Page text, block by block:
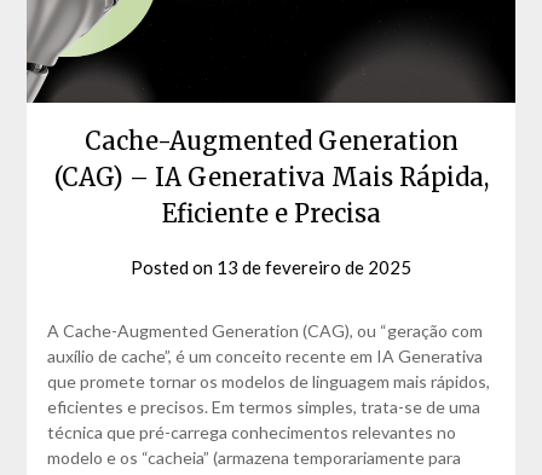
Cache-Augmented Generation
(CAG) – IA Generativa Mais Rápida,
Eficiente e Precisa
Posted on 13 de fevereiro de 2025
Matos
A Cache-Augmented Generation (CAG), ou “geração com
auxílio de cache”, é um conceito recente em IA Generativa
que promete tornar os modelos de linguagem mais rápidos,
eficientes e precisos. Em termos simples, trata-se de uma
técnica que pré-carrega conhecimentos relevantes no
modelo e os “cacheia” (armazena temporariamente para